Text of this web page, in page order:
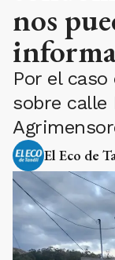
nos
Por el
sobre calle
El Eco de